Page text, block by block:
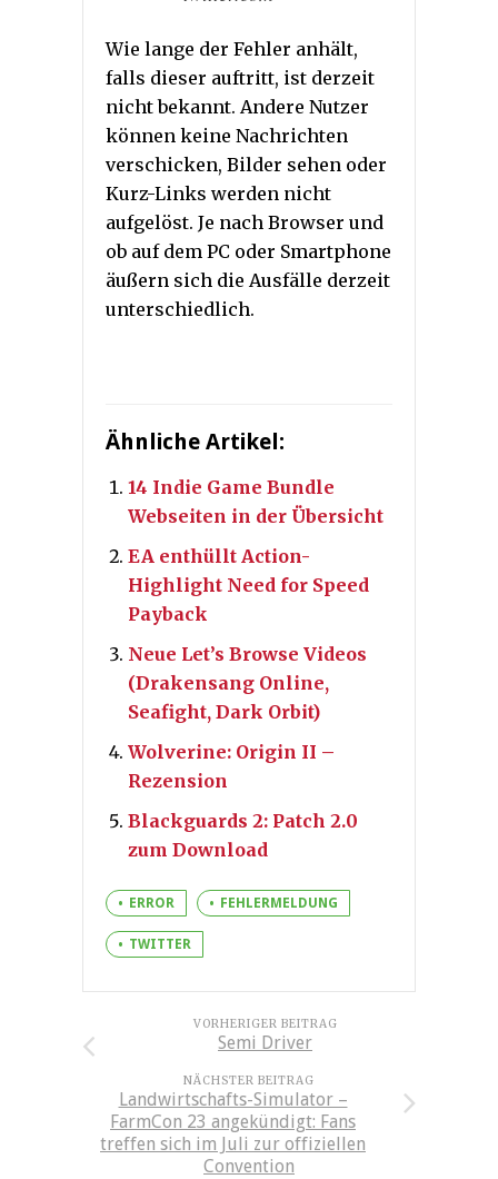
Wie lange der Fehler anhält,
falls dieser auftritt, ist derzeit
nicht bekannt. Andere Nutzer
können keine Nachrichten
verschicken, Bilder sehen oder
Kurz-Links werden nicht
aufgelöst. Je nach Browser und
ob auf dem PC oder Smartphone
äußern sich die Ausfälle derzeit
unterschiedlich.
Ähnliche Artikel:
14 Indie Game Bundle
Webseiten in der Übersicht
EA enthüllt Action-
Highlight Need for Speed
Payback
Neue Let’s Browse Videos
(Drakensang Online,
Seafight, Dark Orbit)
Wolverine: Origin II –
Rezension
Blackguards 2: Patch 2.0
zum Download
ERROR FEHLERMELDUNG
TWITTER
VORHERIGER BEITRAG
Semi Driver
NÄCHSTER BEITRAG
Landwirtschafts-Simulator –
FarmCon 23 angekündigt: Fans
treffen sich im Juli zur offiziellen
Convention